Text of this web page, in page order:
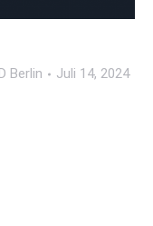
Berlin Juli 14, 2024